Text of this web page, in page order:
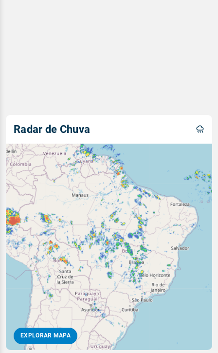
Radar de Chuva
EXPLORAR MAPA